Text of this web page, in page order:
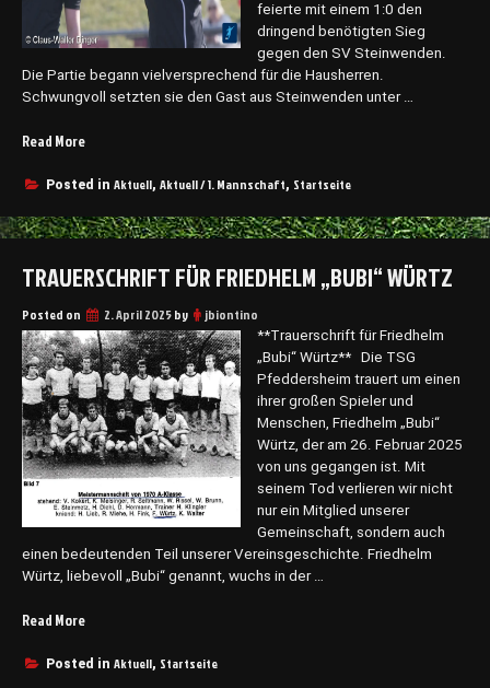
i
u
m
p
h
t
m
i
b
e
e
i
n
d
r
u
c
k
e
n
d
e
i
feierte mit einem 1:0 den
dringend benötigten Sieg
gegen den SV Steinwenden.
Die Partie begann vielversprechend für die Hausherren.
Schwungvoll setzten sie den Gast aus Steinwenden unter …
Read More
e
l
n
g
e
r
s
e
h
n
t
e
S
i
e
g
d
S
Posted in Aktuell, Aktuell / 1. Mannschaft, Startseite
TRAUERSCHRIFT FÜR FRIEDHELM „BUBI“ WÜRTZ
Posted on 2. April 2025by jbiontino
**Trauerschrift für Friedhelm
„Bubi“ Würtz** Die TSG
Pfeddersheim trauert um einen
ihrer großen Spieler und
Menschen, Friedhelm „Bubi“
Würtz, der am 26. Februar 2025
von uns gegangen ist. Mit
seinem Tod verlieren wir nicht
nur ein Mitglied unserer
Gemeinschaft, sondern auch
einen bedeutenden Teil unserer Vereinsgeschichte. Friedhelm
Würtz, liebevoll „Bubi“ genannt, wuchs in der …
Read More
r
Posted in Aktuell, Startseite